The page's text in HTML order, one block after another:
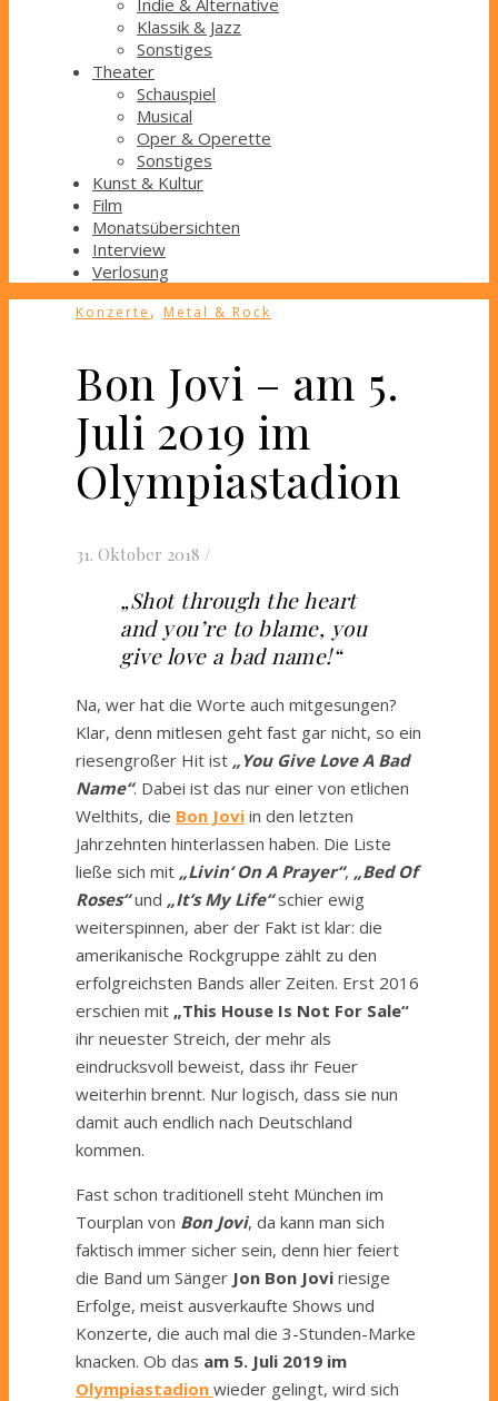
Indie & Alternative
Klassik & Jazz
Sonstiges
Theater
Schauspiel
Musical
Oper & Operette
Sonstiges
Kunst & Kultur
Film
Monatsübersichten
Interview
Verlosung
Konzerte , Metal & Rock
Bon Jovi – am 5.
Juli 2019 im
Olympiastadion
31. Oktober 2018 /
„Shot through the heart
and you’re to blame, you
give love a bad name!“
Na, wer hat die Worte auch mitgesungen?
Klar, denn mitlesen geht fast gar nicht, so ein
riesengroßer Hit ist „You Give Love A Bad
Name“. Dabei ist das nur einer von etlichen
Welthits, die Bon Jovi in den letzten
Jahrzehnten hinterlassen haben. Die Liste
ließe sich mit „Livin‘ On A Prayer“, „Bed Of
Roses“und „It’s My Life“schier ewig
weiterspinnen, aber der Fakt ist klar: die
amerikanische Rockgruppe zählt zu den
erfolgreichsten Bands aller Zeiten. Erst 2016
erschien mit „This House Is Not For Sale“
ihr neuester Streich, der mehr als
eindrucksvoll beweist, dass ihr Feuer
weiterhin brennt. Nur logisch, dass sie nun
damit auch endlich nach Deutschland
kommen.
Fast schon traditionell steht München im
Tourplan von Bon Jovi, da kann man sich
faktisch immer sicher sein, denn hier feiert
die Band um Sänger Jon Bon Jovi riesige
Erfolge, meist ausverkaufte Shows und
Konzerte, die auch mal die 3-Stunden-Marke
knacken. Ob das am 5. Juli 2019 im
Olympiastadion wieder gelingt, wird sich